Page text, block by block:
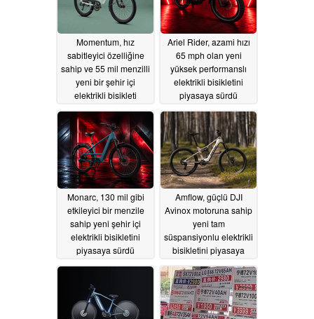
Momentum, hız
sabitleyici özelliğine
sahip ve 55 mil menzilli
yeni bir şehir içi
elektrikli bisikleti
07/15/2026
Ariel Rider, azami hızı
65 mph olan yeni
yüksek performanslı
elektrikli bisikletini
piyasaya sürdü
07/09/2026
Monarc, 130 mil gibi
etkileyici bir menzile
sahip yeni şehir içi
elektrikli bisikletini
piyasaya sürdü
06/25/2026
Amflow, güçlü DJI
Avinox motoruna sahip
yeni tam
süspansiyonlu elektrikli
bisikletini piyasaya
06/25/2026